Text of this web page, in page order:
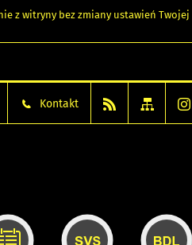
z witryny bez zmiany ustawień
Kontakt